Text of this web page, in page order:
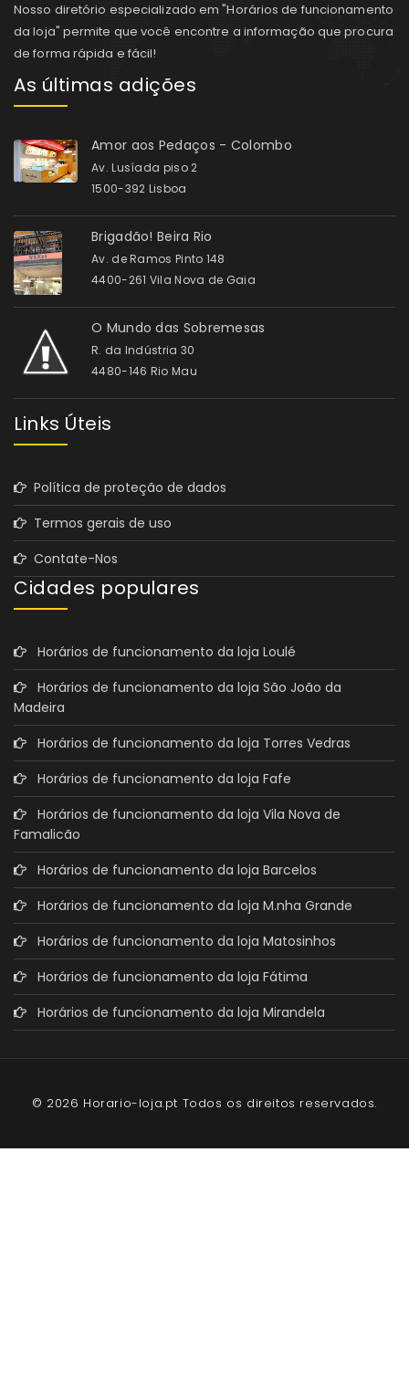
Nosso diretório especializado em "Horários de funcionamento
da loja" permite que você encontre a informação que procura
de forma rápida e fácil!
As últimas adições
Amor aos Pedaços - Colombo
Av. Lusíada piso 2
1500-392 Lisboa
Brigadão! Beira Rio
Av. de Ramos Pinto 148
4400-261 Vila Nova de Gaia
O Mundo das Sobremesas
R. da Indústria 30
4480-146 Rio Mau
Links Úteis
Política de proteção de dados
Termos gerais de uso
Contate-Nos
Cidades populares
Horários de funcionamento da loja Loulé
Horários de funcionamento da loja São João da
Madeira
Horários de funcionamento da loja Torres Vedras
Horários de funcionamento da loja Fafe
Horários de funcionamento da loja Vila Nova de
Famalicão
Horários de funcionamento da loja Barcelos
Horários de funcionamento da loja M.nha Grande
Horários de funcionamento da loja Matosinhos
Horários de funcionamento da loja Fátima
Horários de funcionamento da loja Mirandela
© 2026 Horario-loja.pt Todos os direitos reservados.